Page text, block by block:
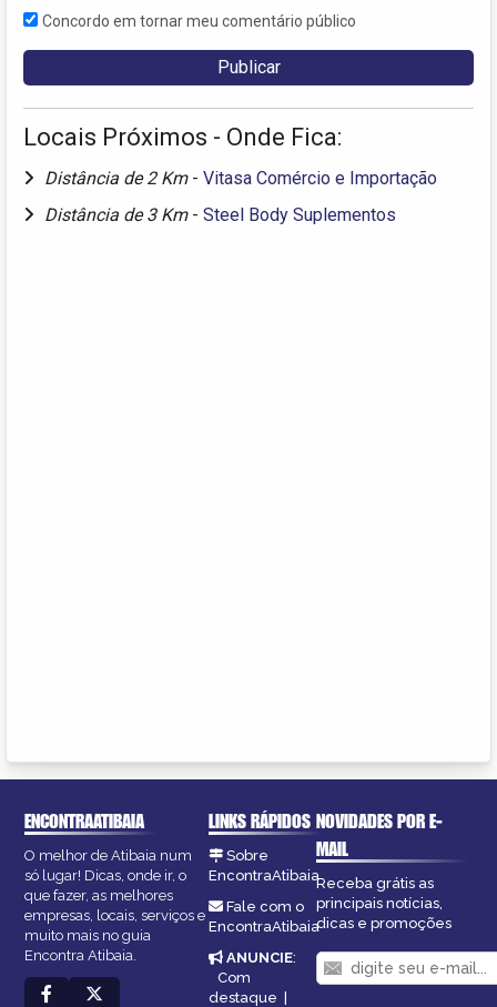
Concordo em tornar meu comentário público
Locais Próximos - Onde Fica:
Distância de 2 Km - Vitasa Comércio e Importação
Distância de 3 Km - Steel Body Suplementos
ENCONTRAATIBAIA
O melhor de Atibaia num
só lugar! Dicas, onde ir, o
que fazer, as melhores
empresas, locais, serviços e
muito mais no guia
Encontra Atibaia.
LINKS RÁPIDOS
Sobre
EncontraAtibaia
Fale com o
EncontraAtibaia
ANUNCIE:
Com
destaque |
NOVIDADES POR E-
MAIL
Receba grátis as
principais notícias,
dicas e promoções